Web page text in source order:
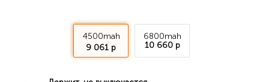
4500mah
9 061 р
6800mah
10 660 р